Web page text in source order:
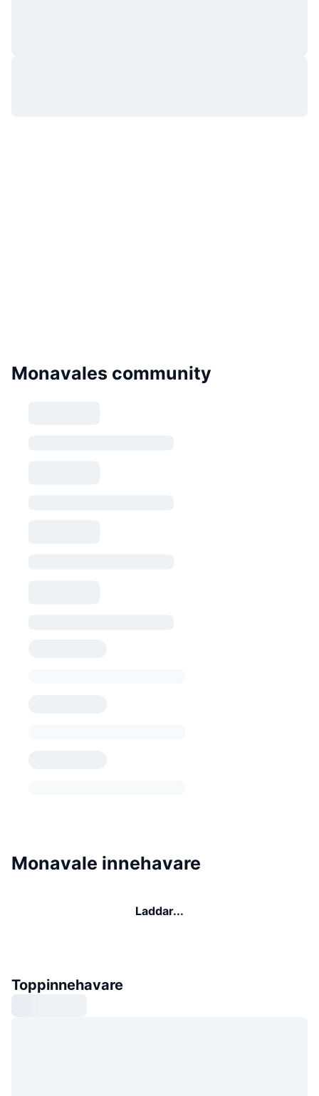
Monavales community
Monavale innehavare
Laddar...
Toppinnehavare